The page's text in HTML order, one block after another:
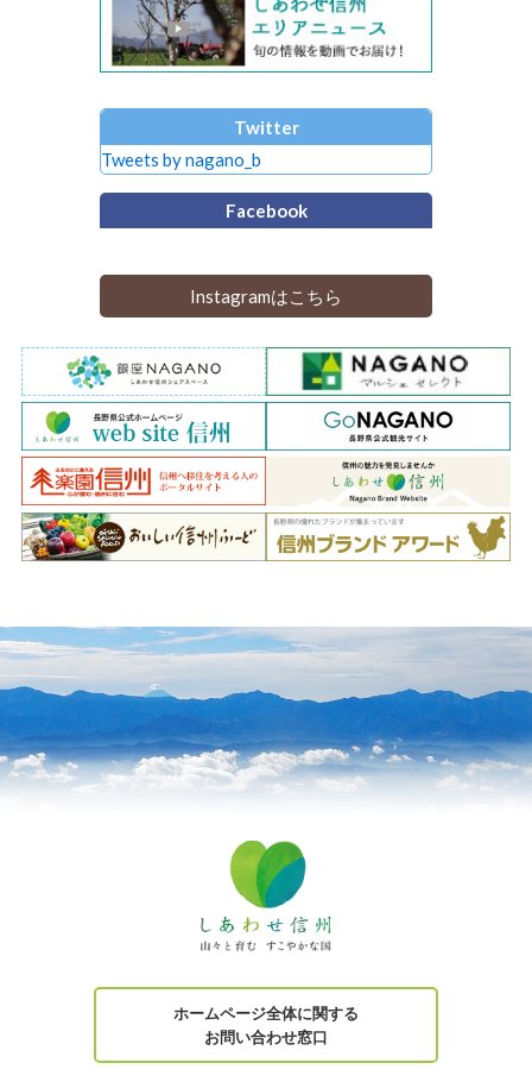
Twitter
Tweets by nagano_b
Facebook
Instagramはこちら
ホームページ全体に関する
お問い合わせ窓口